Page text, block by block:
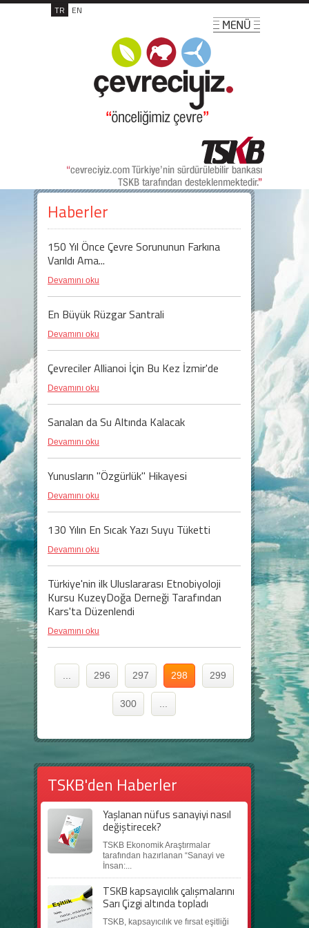
TR EN
Haberler
150 Yıl Önce Çevre Sorununun Farkına
Varıldı Ama...
Devamını oku
En Büyük Rüzgar Santrali
Devamını oku
Çevreciler Allianoi İçin Bu Kez İzmir'de
Devamını oku
Sarıalan da Su Altında Kalacak
Devamını oku
Yunusların "Özgürlük" Hikayesi
Devamını oku
130 Yılın En Sıcak Yazı Suyu Tüketti
Devamını oku
Türkiye'nin ilk Uluslararası Etnobiyoloji
Kursu KuzeyDoğa Derneği Tarafından
Kars'ta Düzenlendi
Devamını oku
296 297 298 299
300
TSKB'den Haberler
Yaşlanan nüfus sanayiyi nasıl
değiştirecek?
TSKB Ekonomik Araştırmalar
tarafından hazırlanan “Sanayi ve
İnsan:...
TSKB kapsayıcılık çalışmalarını
Sarı Çizgi altında topladı
TSKB, kapsayıcılık ve fırsat eşitliği